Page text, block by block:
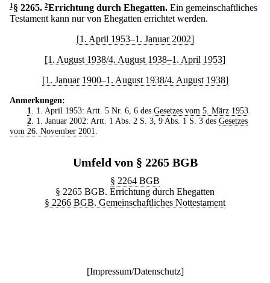
1 § 2265. 2Errichtung durch Ehegatten. Ein gemeinschaftliches
Testament kann nur von Ehegatten errichtet werden.
[1. April 1953–1. Januar 2002]
[1. August 1938/4. August 1938–1. April 1953]
[1. Januar 1900–1. August 1938/4. August 1938]
Anmerkungen:
1
. 1. April 1953: Artt. 5 Nr. 6, 6 des Gesetzes vom 5. März 1953.
2. 1. Januar 2002: Artt. 1 Abs. 2 S. 3, 9 Abs. 1 S. 3 des Gesetzes
vom 26. November 2001
Umfeld von § 2265 BGB
§ 2264 BGB
§ 2265 BGB. Errichtung durch Ehegatten
§ 2266 BGB. Gemeinschaftliches Nottestament
[Impressum/Datenschutz]